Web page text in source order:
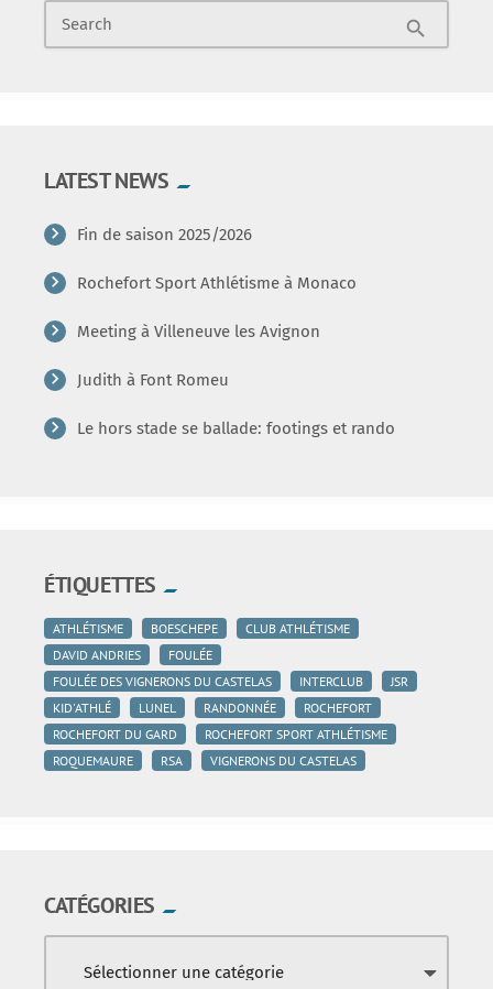
Search search
LATEST NEWS
Fin de saison 2025/2026
Rochefort Sport Athlétisme à Monaco
Meeting à Villeneuve les Avignon
Judith à Font Romeu
Le hors stade se ballade: footings et rando
ÉTIQUETTES
ATHLÉTISME BOESCHEPE
CLUB ATHLÉTISME
DAVID ANDRIES
FOULÉE
FOULÉE DES VIGNERONS DU CASTELAS
INTERCLUB
JSR
KID'ATHLÉ
LUNEL RANDONNÉE
ROCHEFORT
ROCHEFORT DU GARD
ROCHEFORT SPORT ATHLÉTISME
ROQUEMAURE
RSA VIGNERONS DU CASTELAS
CATÉGORIES